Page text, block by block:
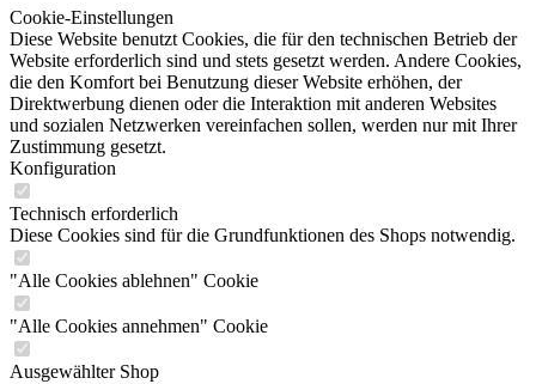
Cookie-Einstellungen
Diese Website benutzt Cookies, die für den technischen Betrieb der
Website erforderlich sind und stets gesetzt werden. Andere Cookies,
die den Komfort bei Benutzung dieser Website erhöhen, der
Direktwerbung dienen oder die Interaktion mit anderen Websites
und sozialen Netzwerken vereinfachen sollen, werden nur mit Ihrer
Zustimmung gesetzt.
Konfiguration
Technisch erforderlich
Diese Cookies sind für die Grundfunktionen des Shops notwendig.
"Alle Cookies ablehnen" Cookie
"Alle Cookies annehmen" Cookie
Ausgewählter Shop